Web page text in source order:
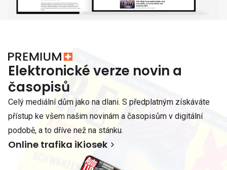
Elektronické verze novin a
časopisů
Celý mediální dům jako na dlani. S předplatným získáváte
přístup ke všem našim novinám a časopisům v digitální
podobě, a to dříve než na stánku.
Online trafika iKiosek